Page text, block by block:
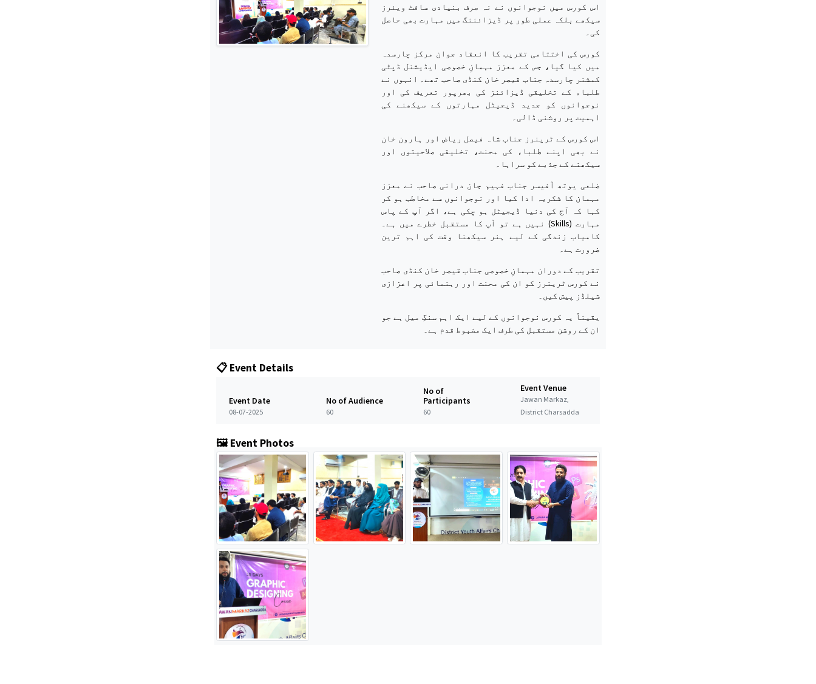
اس کورس میں نوجوانوں نے نہ صرف بنیادی سافٹ ویئرز
سیکھے بلکہ عملی طور پر ڈیزائننگ میں مہارت بھی حاصل
کی۔
کورس کی اختتامی تقریب کا انعقاد جوان مرکز چارسدہ
میں کیا گیا، جس کے معزز مہمانِ خصوصی ایڈیشنل ڈپٹی
کمشنر چارسدہ جناب قیصر خان کنڈی صاحب تھے۔ انہوں نے
طلباء کے تخلیقی ڈیزائنز کی بھرپور تعریف کی اور
نوجوانوں کو جدید ڈیجیٹل مہارتوں کے سیکھنے کی
اہمیت پر روشنی ڈالی۔
اس کورس کے ٹرینرز جناب شاہ فیصل ریاض اور ہارون خان
نے بھی اپنے طلباء کی محنت، تخلیقی صلاحیتوں اور
سیکھنے کے جذبے کو سراہا۔
ضلعی یوتھ آفیسر جناب فہیم جان درانی صاحب نے معزز
مہمان کا شکریہ ادا کیا اور نوجوانوں سے مخاطب ہو کر
کہا کہ آج کی دنیا ڈیجیٹل ہو چکی ہے، اگر آپ کے پاس
مہارت (Skills) نہیں ہے تو آپ کا مستقبل خطرے میں ہے۔
کامیاب زندگی کے لیے ہنر سیکھنا وقت کی اہم ترین
ضرورت ہے۔
تقریب کے دوران مہمانِ خصوصی جناب قیصر خان کنڈی صاحب
نے کورس ٹرینرز کو ان کی محنت اور رہنمائی پر اعزازی
شیلڈز پیش کیں۔
یقیناً یہ کورس نوجوانوں کے لیے ایک اہم سنگِ میل ہے جو
ان کے روشن مستقبل کی طرف ایک مضبوط قدم ہے۔
📋 Event Details
Event Date
08-07-2025
No of Audience
60
No of
Participants
60
Event Venue
Jawan Markaz,
District Charsadda
🖼️ Event Photos